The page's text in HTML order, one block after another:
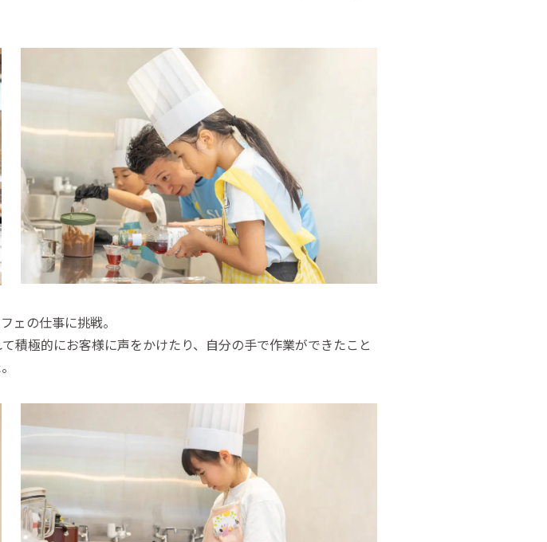
ェの仕事に挑戦。
積極的にお客様に声をかけたり、自分の手で作業ができたこと